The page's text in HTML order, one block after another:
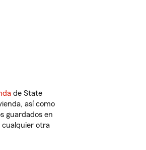
de State
así como
guardados en
cualquier otra